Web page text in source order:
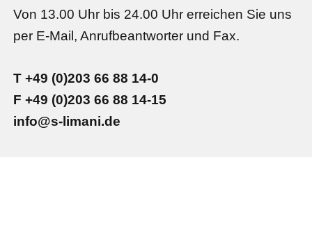
Von 13.00 Uhr bis 24.00 Uhr erreichen Sie uns
per E-Mail, Anrufbeantworter und Fax.
T +49 (0)203 66 88 14-0
F +49 (0)203 66 88 14-15
info@s-limani.de